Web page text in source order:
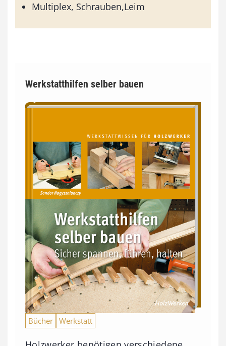
Multiplex, Schrauben,Leim
Werkstatthilfen selber bauen
Bücher Werkstatt